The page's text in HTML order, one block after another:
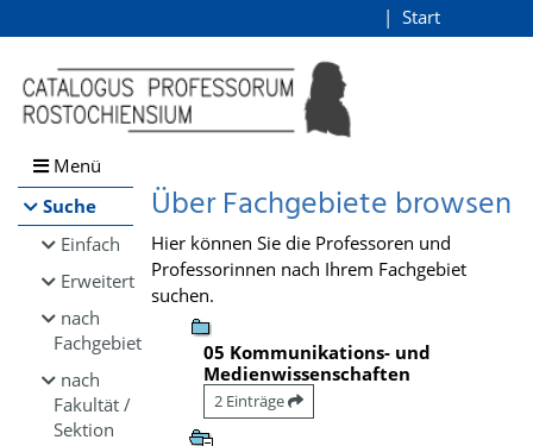
Browsen
direkt zum Inhalt
Start
Menü
Suche
Einfach
Erweitert
nach
Fachgebiet
nach
Fakultät /
Sektion
Über Fachgebiete browsen
Hier können Sie die Professoren und
Professorinnen nach Ihrem Fachgebiet
suchen.
05 Kommunikations- und
Medienwissenschaften
2 Einträge